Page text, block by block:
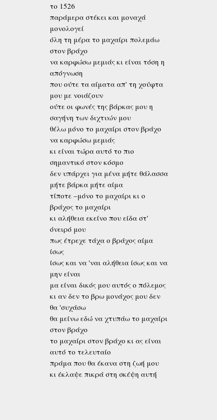
το 1526
παράμερα στέκει και μοναχά
μονολογεί
όλη τη μέρα το μαχαίρι πολεμάω
στον βράχο
να καρφώσω μεμιάς κι είναι τόση η
απόγνωση
που ούτε τα αίματα απ' τη χούφτα
μου με νοιάζουν
ούτε οι φωνές της βάρκας μου η
σαγήνη των διχτυών μου
θέλω μόνο το μαχαίρι στον βράχο
να καρφώσω μεμιάς
κι είναι τώρα αυτό το πιο
σημαντικό στον κόσμο
δεν υπάρχει για μένα μήτε θάλασσα
μήτε βάρκα μήτε αίμα
τίποτε –μόνο το μαχαίρι κι ο
βράχος το μαχαίρι
κι αλήθεια εκείνο που είδα στ'
όνειρό μου
πως έτρεχε τάχα ο βράχος αίμα
ίσως
ίσως και να 'ναι αλήθεια ίσως και να
μην είναι
μα είναι δικός μου αυτός ο πόλεμος
κι αν δεν το βρω μονάχος μου δεν
θα 'συχάσω
θα μείνω εδώ να χτυπάω το μαχαίρι
στον βράχο
το μαχαίρι στον βράχο κι ας είναι
αυτό το τελευταίο
πράμα που θα έκανα στη ζωή μου
κι έκλαψε πικρά στη σκέψη αυτή